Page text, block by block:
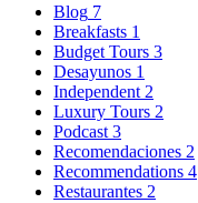
Blog 7
Breakfasts 1
Budget Tours 3
Desayunos 1
Independent 2
Luxury Tours 2
Podcast 3
Recomendaciones 2
Recommendations 4
Restaurantes 2